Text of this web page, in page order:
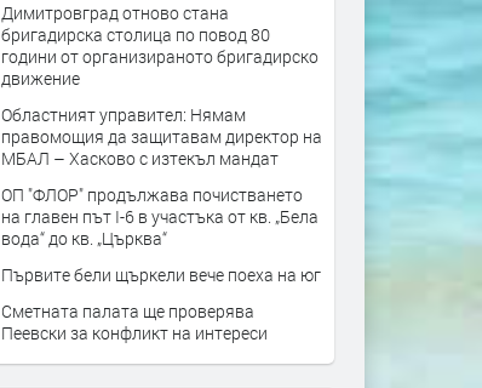
Димитровград отново стана
бригадирска столица по повод 80
години от организираното бригадирско
движение
Областният управител: Нямам
правомощия да защитавам директор на
МБАЛ – Хасково с изтекъл мандат
ОП "ФЛОР" продължава почистването
на главен път I-6 в участъка от кв. „Бела
вода“ до кв. „Църква“
Първите бели щъркели вече поеха на юг
Сметната палата ще провeрява
Пеевски за конфликт на интереси